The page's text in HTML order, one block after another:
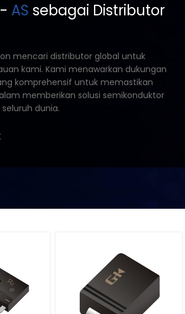
AS sebagai Distributor
mencari distributor global untuk
kami. Kami menawarkan dukungan
komprehensif untuk memastikan
memberikan solusi semikonduktor
dunia.